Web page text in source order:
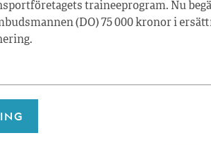
traineeprogram. Nu
(DO) 75 000 kronor i